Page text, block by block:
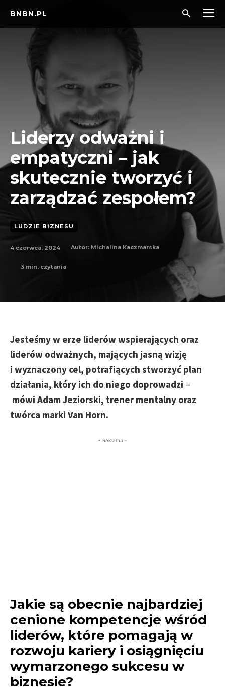
BNBN.PL
Liderzy odważni i
empatyczni – jak
skutecznie tworzyć i
zarządzać zespołem?
LUDZIE BIZNESU
4 czerwca, 2024 Autor: Michalina Kaczmarska
3 min. czytania
Jesteśmy w erze liderów wspierających oraz
liderów odważnych, mających jasną wizję
i wyznaczony cel, potrafiących stworzyć plan
działania, który ich do niego doprowadzi –
mówi Adam Jeziorski, trener mentalny oraz
twórca marki Van Horn.
- Reklama -
Jakie są obecnie najbardziej
cenione kompetencje wśród
liderów, które pomagają w
rozwoju kariery i osiągnięciu
wymarzonego sukcesu w
biznesie?